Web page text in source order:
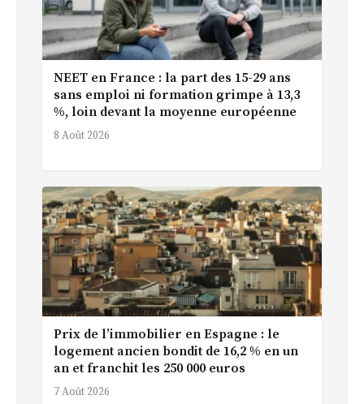
NEET en France : la part des 15-29 ans
sans emploi ni formation grimpe à 13,3
%, loin devant la moyenne européenne
8 Août 2026
Prix de l’immobilier en Espagne : le
logement ancien bondit de 16,2 % en un
an et franchit les 250 000 euros
7 Août 2026